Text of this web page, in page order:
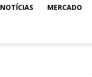
NOTÍCIAS MERCADO